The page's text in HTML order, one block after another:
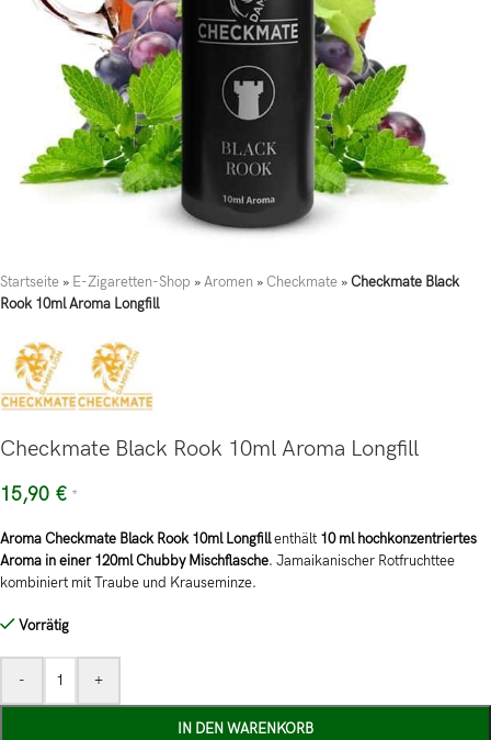
Startseite » E-Zigaretten-Shop »Aromen » Checkmate »Checkmate Black
Rook 10ml Aroma Longfill
Checkmate Black Rook 10ml Aroma Longfill
15,90 € *
Aroma Checkmate Black Rook 10ml Longfillenthält 10 ml hochkonzentriertes
Aroma in einer 120ml Chubby Mischflasche. Jamaikanischer Rotfruchttee
kombiniert mit Traube und Krauseminze.
Vorrätig
- +
IN DEN WARENKORB